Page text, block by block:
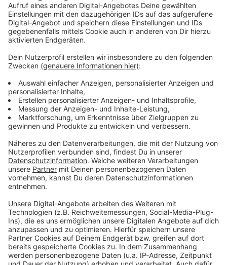
Rheinuferpromenade offiziell eine Fußgängerzone ist,
wo laut Gesetz Kiffen nicht erlaubt ist.
Anzeige
Anzeige
Der Japan-Tag in Düsseldorf
Little Tokio in Düsseldorf
So haben wir über die Legalisierung von Cannabis
berichtet